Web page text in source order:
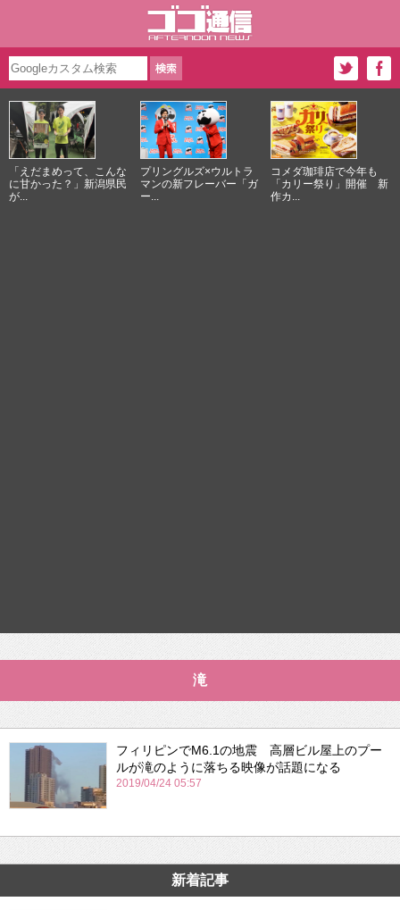
「えだまめって、こんな
に甘かった？」新潟県民
が...
プリングルズ×ウルトラ
マンの新フレーバー「ガ
ー...
コメダ珈琲店で今年も
「カリー祭り」開催 新
作カ...
滝
フィリピンでM6.1の地震 高層ビル屋上のプー
ルが滝のように落ちる映像が話題になる
2019/04/24 05:57
新着記事